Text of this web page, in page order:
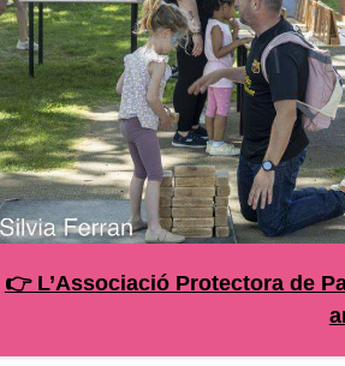
👉 L’Associació Protectora de